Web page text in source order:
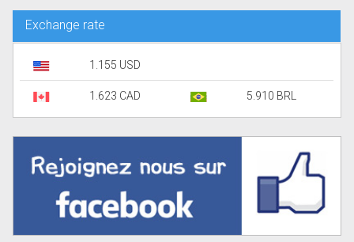
Exchange rate
1.155 USD
1.623 CAD 5.910 BRL